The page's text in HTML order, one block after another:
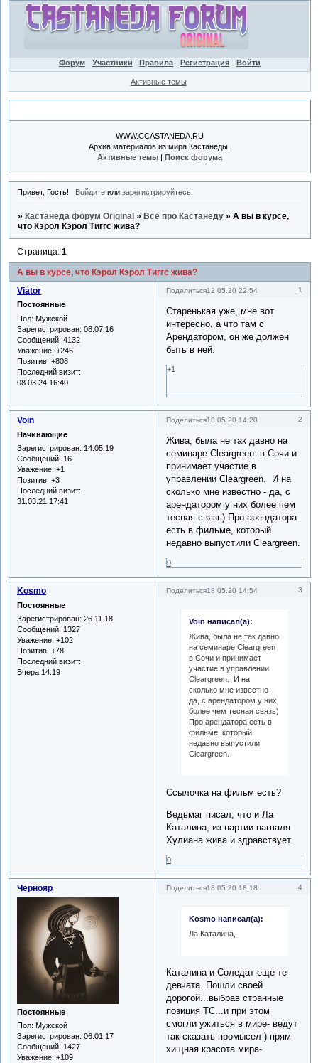
Форум Участники Правила Регистрация Войти
Активные темы
WWW.CCASTANEDA.RU
Архив материалов из мира Кастанеды.
Активные темы| Поиск форума
Привет, Гость! Войдитеили зарегистрируйтесь.
» Кастанеда форум Original » Все про Кастанеду »А вы в курсе,
что Кэрол Кэрол Тиггс жива?
А вы в курсе, что Кэрол Кэрол Тиггс жива?
Страница:1
Поделиться 1
12.05.20 22:54
Viator
Постоянные
Пол: Мужской
Зарегистрирован: 08.07.16
Сообщений: 4132
Уважение: +246
Позитив: +808
Последний визит:
08.03.24 16:40
Старенькая уже, мне вот
интересно, а что там с
Арендатором, он же должен
быть в ней.
+1
Поделиться 2
18.05.20 14:20
Voin
Начинающие
Зарегистрирован: 14.05.19
Сообщений: 16
Уважение: +1
Позитив: +3
Последний визит:
31.03.21 17:41
Жива, была не так давно на
семинаре Cleargreen в Сочи и
принимает участие в
управлении Cleargreen. И на
сколько мне известно - да, с
арендатором у них более чем
тесная связь) Про арендатора
есть в фильме, который
недавно выпустили Cleargreen.
0
Поделиться 3
18.05.20 14:54
Kosmo
Постоянные
Зарегистрирован: 26.11.18
Сообщений: 1327
Уважение: +102
Позитив: +78
Последний визит:
Вчера 14:19
Voin написал(а):
Жива, была не так давно
на семинаре Cleargreen
в Сочи и принимает
участие в управлении
Cleargreen. И на
сколько мне известно -
да, с арендатором у них
более чем тесная связь)
Про арендатора есть в
фильме, который
недавно выпустили
Cleargreen.
Ссылочка на фильм есть?
Ведьмаг писал, что и Ла
Каталина, из партии нагваля
Хулиана жива и здравствует.
0
Поделиться 4
18.05.20 18:18
Чернояр
Постоянные
Пол: Мужской
Зарегистрирован: 06.01.17
Сообщений: 1427
Уважение: +109
Kosmo написал(а):
Ла Каталина,
Каталина и Соледат еще те
девчата. Пошли своей
дорогой...выбрав странные
позиция ТС...и при этом
смогли ужиться в мире- ведут
так сказать промысел-) прям
хищная красота мира-